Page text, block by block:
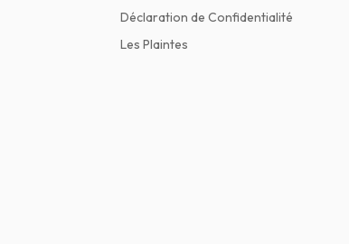
Déclaration de Confidentialité
Les Plaintes